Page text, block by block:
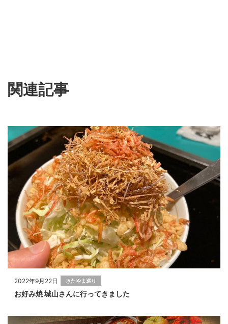
関連記事
2022年9月22日 きたやま巡り
お好み焼 城山さんに行ってきました